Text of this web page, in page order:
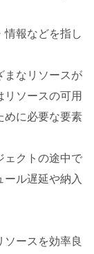
情報などを指し
まなリソースが
リソースの可用
めに必要な要素
ェクトの途中で
ール遅延や納入
ースを効率良